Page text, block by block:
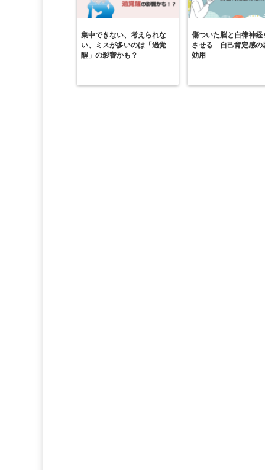
集中できない、考えられな
い、ミスが多いのは「過覚
醒」の影響かも？
傷ついた脳と自律神経
させる 自己肯定感の
効用